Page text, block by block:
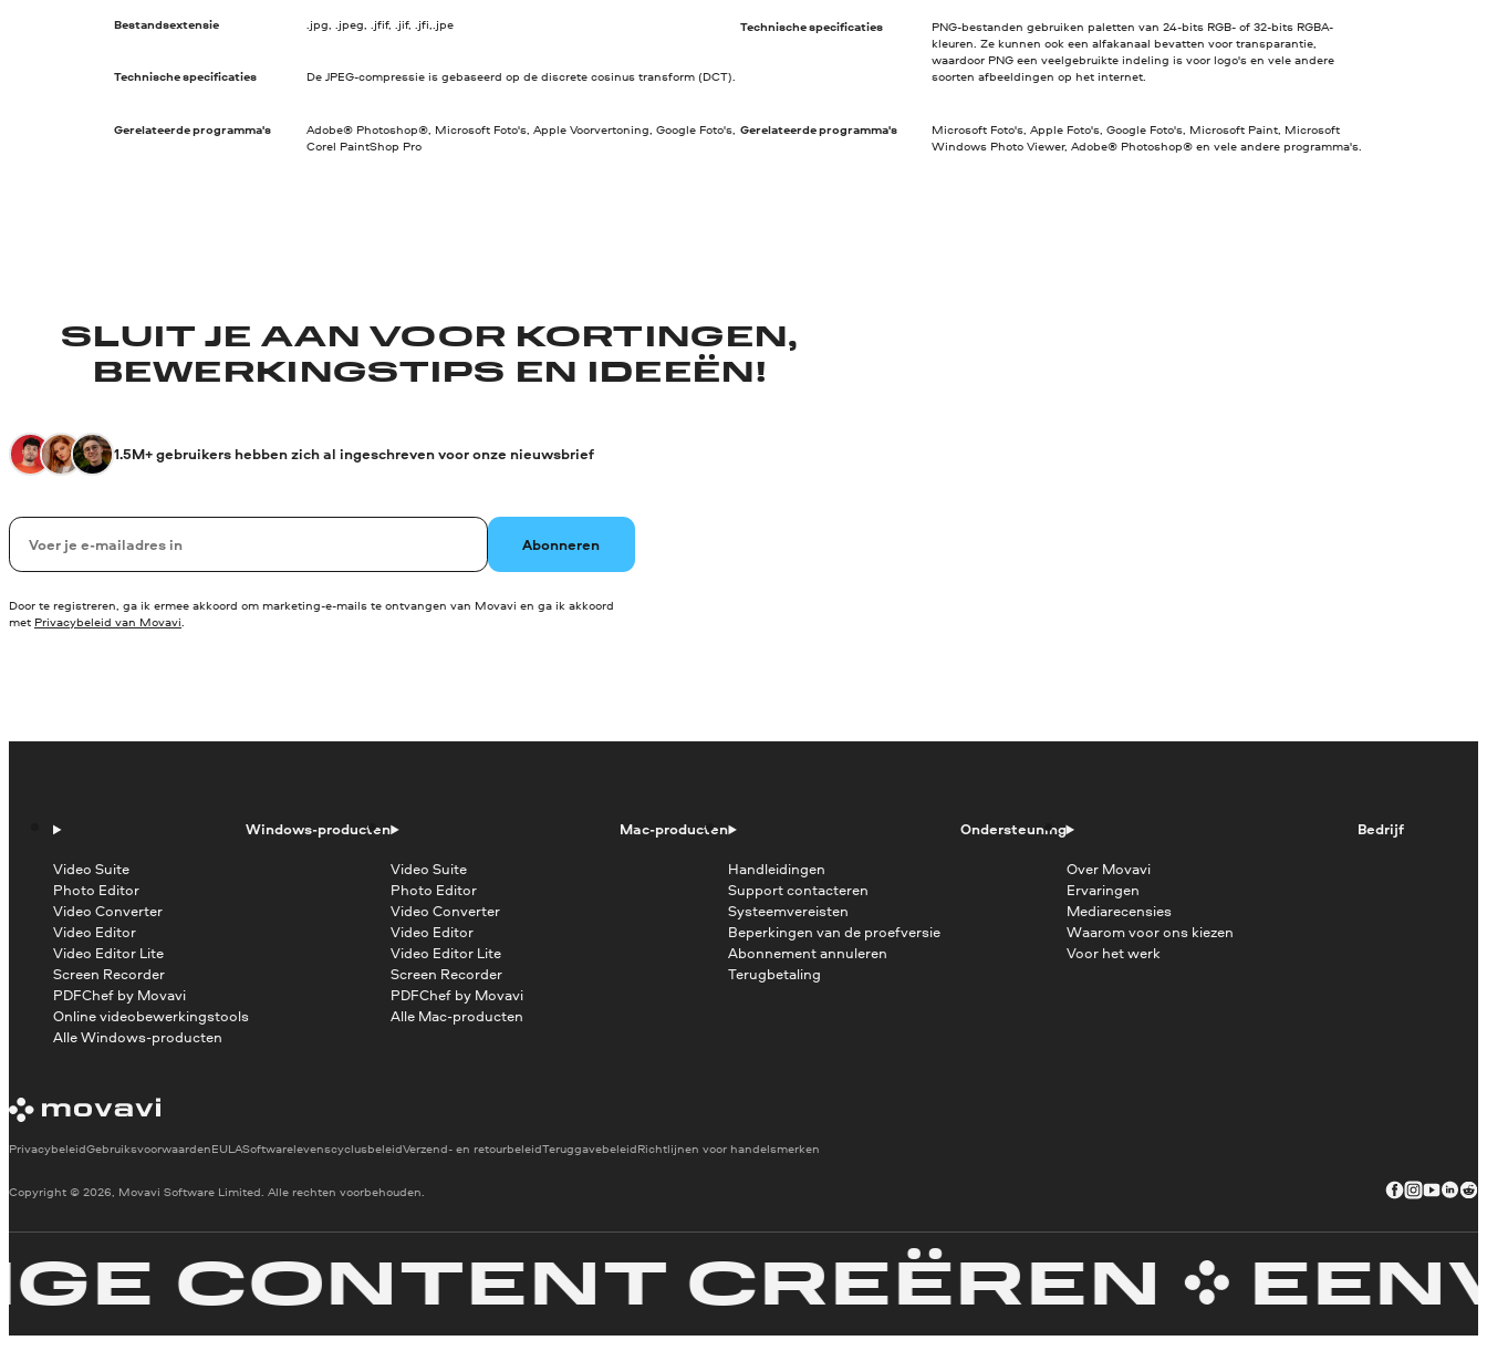
Bestandsextensie .jpg, .jpeg, .jfif, .jif, .jfi,.jpe
Technische specificaties De JPEG-compressie is gebaseerd op de discrete cosinus transform (DCT).
Gerelateerde programma's
Adobe® Photoshop®, Microsoft Foto's, Apple Voorvertoning, Google Foto's,
Corel PaintShop Pro
Technische specificaties
PNG-bestanden gebruiken paletten van 24-bits RGB- of 32-bits RGBA-
kleuren. Ze kunnen ook een alfakanaal bevatten voor transparantie,
waardoor PNG een veelgebruikte indeling is voor logo's en vele andere
soorten afbeeldingen op het internet.
Gerelateerde programma's
Microsoft Foto's, Apple Foto's, Google Foto's, Microsoft Paint, Microsoft
Windows Photo Viewer, Adobe® Photoshop® en vele andere programma's.
SLUIT JE AAN VOOR KORTINGEN,
BEWERKINGSTIPS EN IDEEËN!
1.5M+ gebruikers hebben zich al ingeschreven voor onze nieuwsbrief
Uw e-mail Abonneren
Door te registreren, ga ik ermee akkoord om marketing-e-mails te ontvangen van Movavi en ga ik akkoord
met Privacybeleid van Movavi
Windows-producten
Video Suite
Photo Editor
Video Converter
Video Editor
Video Editor Lite
Screen Recorder
PDFChef by Movavi
Online videobewerkingstools
Alle Windows-producten
Mac-producten
Video Suite
Photo Editor
Video Converter
Video Editor
Video Editor Lite
Screen Recorder
PDFChef by Movavi
Alle Mac-producten
Ondersteuning
Handleidingen
Support contacteren
Systeemvereisten
Beperkingen van de proefversie
Abonnement annuleren
Terugbetaling
Bedrijf
Over Movavi
Ervaringen
Mediarecensies
Waarom voor ons kiezen
Voor het werk
Copyright © 2026, Movavi Software Limited. Alle rechten voorbehouden.
PrivacybeleidGebruiksvoorwaardenEULASoftwarelevenscyclusbeleidVerzend- en retourbeleidTeruggavebeleidRichtlijnen voor handelsmerken
CREËREN